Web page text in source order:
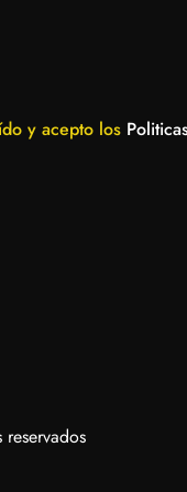
y acepto los